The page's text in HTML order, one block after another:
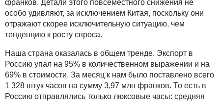
франков. Детали этого повсеместного снижения не
особо удивляют, за исключением Китая, поскольку они
отражают скорее исключительную ситуацию, чем
тенденцию к росту спроса.
Наша страна оказалась в общем тренде. Экспорт в
Россию упал на 95% в количественном выражении и на
69% в стоимости. За месяц к нам было поставлено всего
1 328 штук часов на сумму 3,97 млн франков. То есть в
Россию отправлялись только люксовые часы: средняя